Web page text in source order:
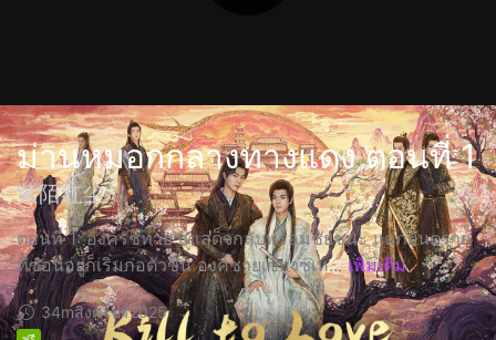
ม่านหมอกกลางทางแดง ตอนที่ 1
紫陌红尘
ตอนที่ 1: องค์รัชทายาทเสด็จกลับพร้อมชัยชนะ แต่ภยันตราย
ที่ซ่อนอยู่ก็เริ่มก่อตัวขึ้น องค์ชายเซียวซูเห... เพิ่มเติม
34mสิงคโปร์2025